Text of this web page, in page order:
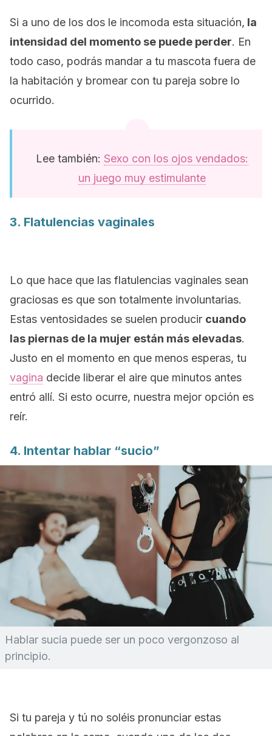
Si a uno de los dos le incomoda esta situación, la
intensidad del momento se puede perder. En
todo caso, podrás mandar a tu mascota fuera de
la habitación y bromear con tu pareja sobre lo
ocurrido.
Lee también: Sexo con los ojos vendados:
un juego muy estimulante
3. Flatulencias vaginales
Lo que hace que las flatulencias vaginales sean
graciosas es que son totalmente involuntarias.
Estas ventosidades se suelen producir cuando
las piernas de la mujer están más elevadas.
Justo en el momento en que menos esperas, tu
vagina decide liberar el aire que minutos antes
entró allí. Si esto ocurre, nuestra mejor opción es
reír.
4. Intentar hablar “sucio”
Hablar sucia puede ser un poco vergonzoso al
principio.
Si tu pareja y tú no soléis pronunciar estas